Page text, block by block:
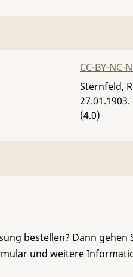
CC-BY-NC-
Sternfeld,
27.01.1903.
(4.0)
bestellen? Dann gehen
und weitere